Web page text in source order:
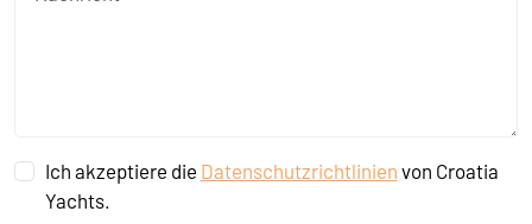
Ich akzeptiere die Datenschutzrichtlinien von Croatia
Yachts.